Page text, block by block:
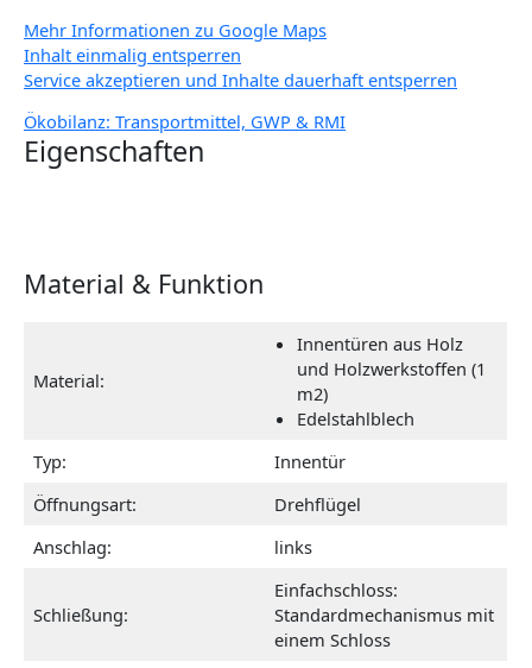
Mehr Informationen zu Google Maps
Inhalt einmalig entsperren
Service akzeptieren und Inhalte dauerhaft entsperren
Ökobilanz: Transportmittel, GWP & RMI
Eigenschaften
Material & Funktion
Material:
Innentüren aus Holz
und Holzwerkstoffen (1
m2)
Edelstahlblech
Typ:
Innentür
Öffnungsart:
Drehflügel
Anschlag:
links
Schließung:
Einfachschloss:
Standardmechanismus mit
einem Schloss